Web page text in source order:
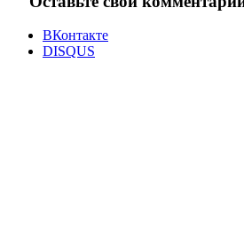
ВКонтакте
DISQUS